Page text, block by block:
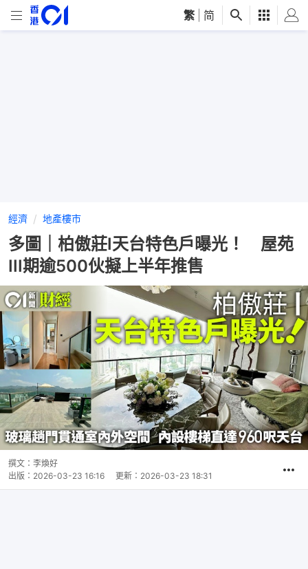
繁 简
經濟 地產樓市
多圖｜柏傲莊I天台特色戶曝光！ 屋苑
III期逾500伙擬上半年推售
撰文： 李煥好
出版： 2026-03-23 16:16 更新： 2026-03-23 18:31